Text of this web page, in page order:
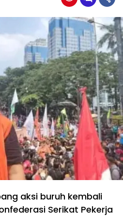
aksi buruh kembali
Serikat Pekerja